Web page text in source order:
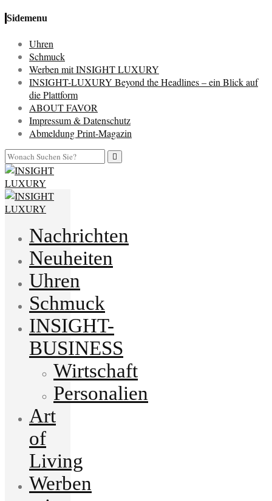
Sidemenu
Uhren
Schmuck
Werben mit INSIGHT LUXURY
INSIGHT-LUXURY Beyond the Headlines – ein Blick auf
die Plattform
ABOUT FAVOR
Impressum & Datenschutz
Abmeldung Print-Magazin
Nachrichten
Neuheiten
Uhren
Schmuck
INSIGHT-
BUSINESS
Wirtschaft
Personalien
Art
of
Living
Werben